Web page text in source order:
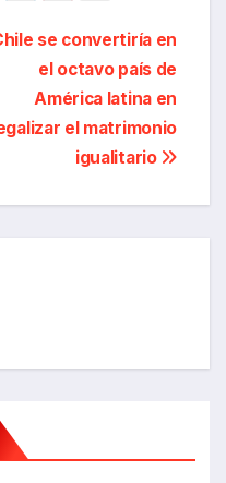
se convertiría en
el octavo país de
América latina en
el matrimonio
igualitario